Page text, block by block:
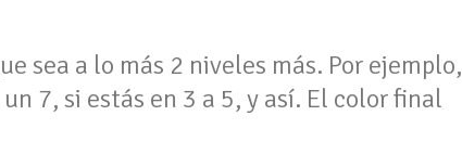
sea a lo más 2 niveles más. Por ejemplo,
7, si estás en 3 a 5, y así. El color final